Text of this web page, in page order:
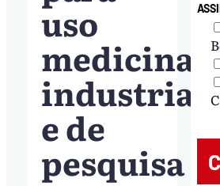
uso
medicinal,
industrial
e de
pesquisa